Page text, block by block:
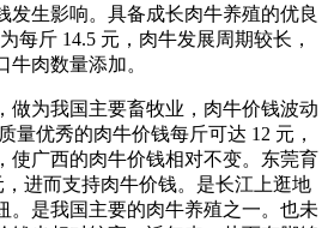
发生影响。具备成长肉牛养殖的优良
每斤 14.5 元，肉牛发展周期较长，
牛肉数量添加。
为我国主要畜牧业，肉牛价钱波动
量优秀的肉牛价钱每斤可达 12 元，
使广西的肉牛价钱相对不变。东莞育
，进而支持肉牛价钱。是长江上逛地
。是我国主要的肉牛养殖之一。也未